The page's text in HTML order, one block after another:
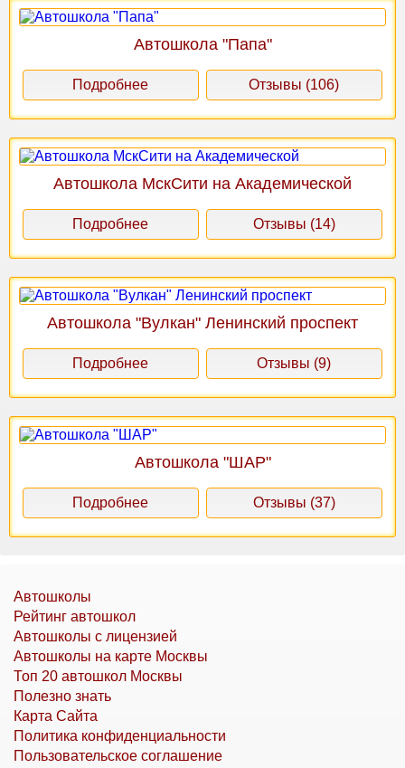
Автошкола "Папа"
Подробнее Отзывы (106)
Автошкола МскСити на Академической
Подробнее Отзывы (14)
Автошкола "Вулкан" Ленинский проспект
Подробнее Отзывы (9)
Автошкола "ШАР"
Подробнее Отзывы (37)
Автошколы
Рейтинг автошкол
Автошколы с лицензией
Автошколы на карте Москвы
Топ 20 автошкол Москвы
Полезно знать
Карта Сайта
Политика конфиденциальности
Пользовательское соглашение